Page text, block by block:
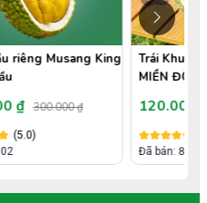
Trái Khui sầu - Sầu Riêng Ri6
MIỀN ĐÔNG ( VIETGAP )
120.000 ₫ 145.000 ₫